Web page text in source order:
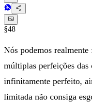
§48
Nós podemos
múltiplas perfeições das
infinitamente perfeito,
limitada não consiga